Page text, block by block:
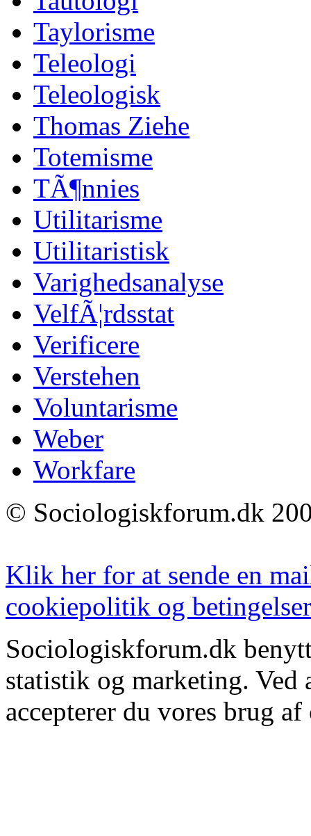
Taylorisme
Teleologi
Teleologisk
Thomas Ziehe
Totemisme
TÃ¶nnies
Utilitarisme
Utilitaristisk
Varighedsanalyse
VelfÃ¦rdsstat
Verificere
Verstehen
Voluntarisme
Weber
Workfare
© Sociologiskforum.dk
Klik her for at sende en
cookiepolitik og
Sociologiskforum.dk
statistik og marketing. Ved
accepterer du vores brug